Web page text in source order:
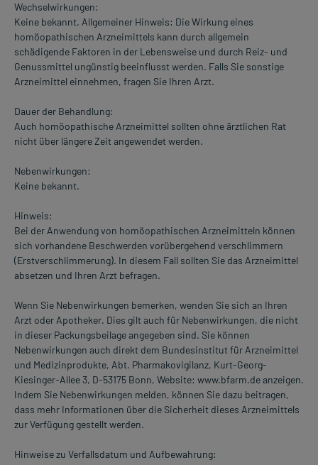
Wechselwirkungen:
Keine bekannt. Allgemeiner Hinweis: Die Wirkung eines
homöopathischen Arzneimittels kann durch allgemein
schädigende Faktoren in der Lebensweise und durch Reiz- und
Genussmittel ungünstig beeinflusst werden. Falls Sie sonstige
Arzneimittel einnehmen, fragen Sie Ihren Arzt.
Dauer der Behandlung:
Auch homöopathische Arzneimittel sollten ohne ärztlichen Rat
nicht über längere Zeit angewendet werden.
Nebenwirkungen:
Keine bekannt.
Hinweis:
Bei der Anwendung von homöopathischen Arzneimitteln können
sich vorhandene Beschwerden vorübergehend verschlimmern
(Erstverschlimmerung). In diesem Fall sollten Sie das Arzneimittel
absetzen und Ihren Arzt befragen.
Wenn Sie Nebenwirkungen bemerken, wenden Sie sich an Ihren
Arzt oder Apotheker. Dies gilt auch für Nebenwirkungen, die nicht
in dieser Packungsbeilage angegeben sind. Sie können
Nebenwirkungen auch direkt dem Bundesinstitut für Arzneimittel
und Medizinprodukte, Abt. Pharmakovigilanz, Kurt-Georg-
Kiesinger-Allee 3, D-53175 Bonn, Website: www.bfarm.de anzeigen.
Indem Sie Nebenwirkungen melden, können Sie dazu beitragen,
dass mehr Informationen über die Sicherheit dieses Arzneimittels
zur Verfügung gestellt werden.
Hinweise zu Verfallsdatum und Aufbewahrung: